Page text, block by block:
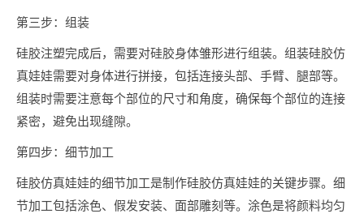
第三步：组装
硅胶注塑完成后，需要对硅胶身体雏形进行组装。组装硅胶仿
真娃娃需要对身体进行拼接，包括连接头部、手臂、腿部等。
组装时需要注意每个部位的尺寸和角度，确保每个部位的连接
紧密，避免出现缝隙。
第四步：细节加工
硅胶仿真娃娃的细节加工是制作硅胶仿真娃娃的关键步骤。细
节加工包括涂色、假发安装、面部雕刻等。涂色是将颜料均匀